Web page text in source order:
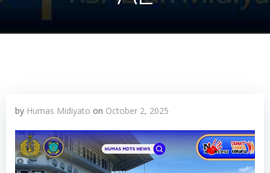
by Humas Midiyato on October 2, 2025